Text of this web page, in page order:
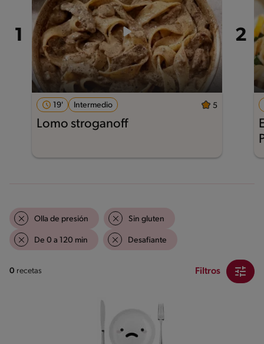
19' Intermedio 5
Lomo stroganoff
Olla de presión Sin gluten
De 0 a 120 min Desafiante
0 recetas Filtros